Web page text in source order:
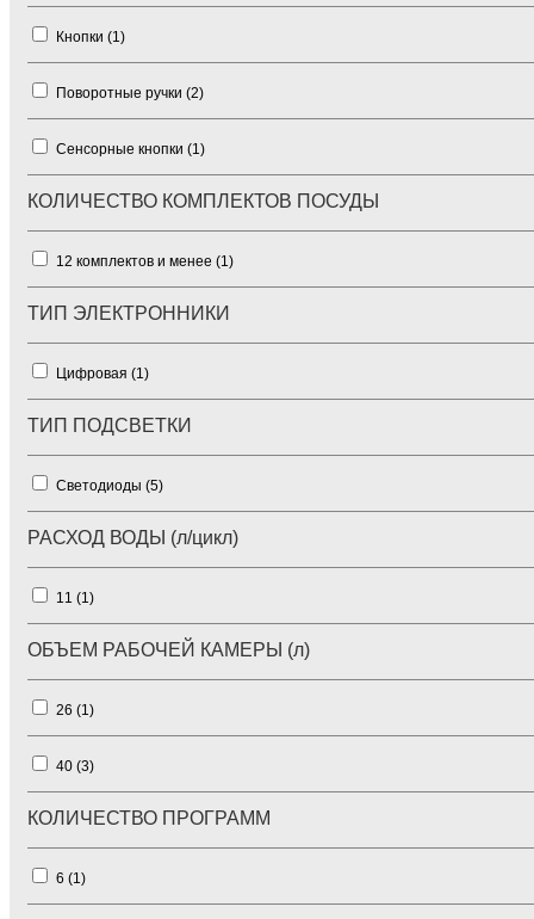
Кнопки (1 )
Поворотные ручки (2)
Сенсорные кнопки (1 )
КОЛИЧЕСТВО КОМПЛЕКТОВ ПОСУДЫ
12 комплектов и менее (1 )
ТИП ЭЛЕКТРОННИКИ
Цифровая (1)
ТИП ПОДСВЕТКИ
Светодиоды (5)
РАСХОД ВОДЫ (л/цикл)
11 (1)
ОБЪЕМ РАБОЧЕЙ КАМЕРЫ (л)
26 (1)
40 (3)
КОЛИЧЕСТВО ПРОГРАММ
6 (1)